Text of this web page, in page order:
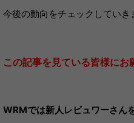
今後の動向をチェックしていき
この記事を見ている皆様にお
WRMでは新人レビュワーさん